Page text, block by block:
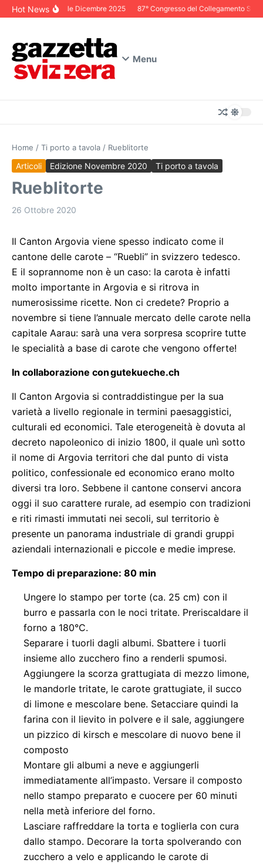
Salta al contenuto
Hot NewsEditoriale Dicembre 2025 87° Congresso del Collegamento
Menu
Home / Ti porto a tavola / Rueblitorte
Articoli Edizione Novembre 2020 Ti porto a tavola
Rueblitorte
26 Ottobre 2020
Il Canton Argovia viene spesso indicato come il
cantone delle carote – “Ruebli” in svizzero tedesco.
E il soprannome non è un caso: la carota è infatti
molto importante in Argovia e si ritrova in
numerosissime ricette. Non ci credete? Proprio a
novembre si tiene l’annuale mercato delle carote nella
capitale Aarau: sarà una vera sorpresa scoprire tutte
le specialità a base di carote che vengono offerte!
In collaborazione congutekueche.ch
Il Canton Argovia si contraddistingue per la sua
varietà a livello regionale in termini paesaggistici,
culturali ed economici. Tale eterogeneità è dovuta al
decreto napoleonico di inizio 1800, il quale unì sotto
il nome di Argovia territori che dal punto di vista
politico, confessionale ed economico erano molto
diversi tra loro. Sebbene il cantone conservi ancora
oggi il suo carattere rurale, ad esempio con tradizioni
e riti rimasti immutati nei secoli, sul territorio è
presente un panorama industriale di grandi gruppi
aziendali internazionali e piccole e medie imprese.
Tempo di preparazione: 80 min
Ungere lo stampo per torte (ca. 25 cm) con il
burro e passarla con le noci tritate. Preriscaldare il
forno a 180°C.
Separare i tuorli dagli albumi. Sbattere i tuorli
insieme allo zucchero fino a renderli spumosi.
Aggiungere la scorza grattugiata di mezzo limone,
le mandorle tritate, le carote grattugiate, il succo
di limone e mescolare bene. Setacciare quindi la
farina con il lievito in polvere e il sale, aggiungere
un pizzico di kirsch e mescolare di nuovo bene il
composto
Montare gli albumi a neve e aggiungerli
immediatamente all’impasto. Versare il composto
nello stampo preparato e cuocere per 60 minuti
nella metà inferiore del forno.
Lasciare raffreddare la torta e toglierla con cura
dallo stampo. Decorare la torta spolverando con
zucchero a velo e applicando le carote di